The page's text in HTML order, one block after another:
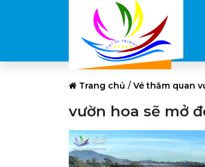
Trang chủ / Vé thăm quan
vườn hoa sẽ mở